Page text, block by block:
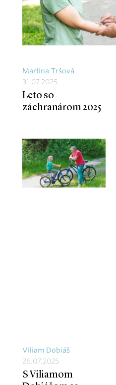
Martina Tršová
31.07.2025
Leto so
záchranárom 2025
Viliam Dobiáš
26.07.2025
S Viliamom